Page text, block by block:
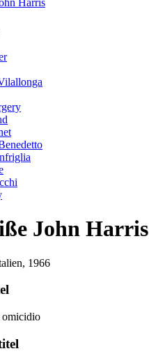
John Harris
1966
omicidio